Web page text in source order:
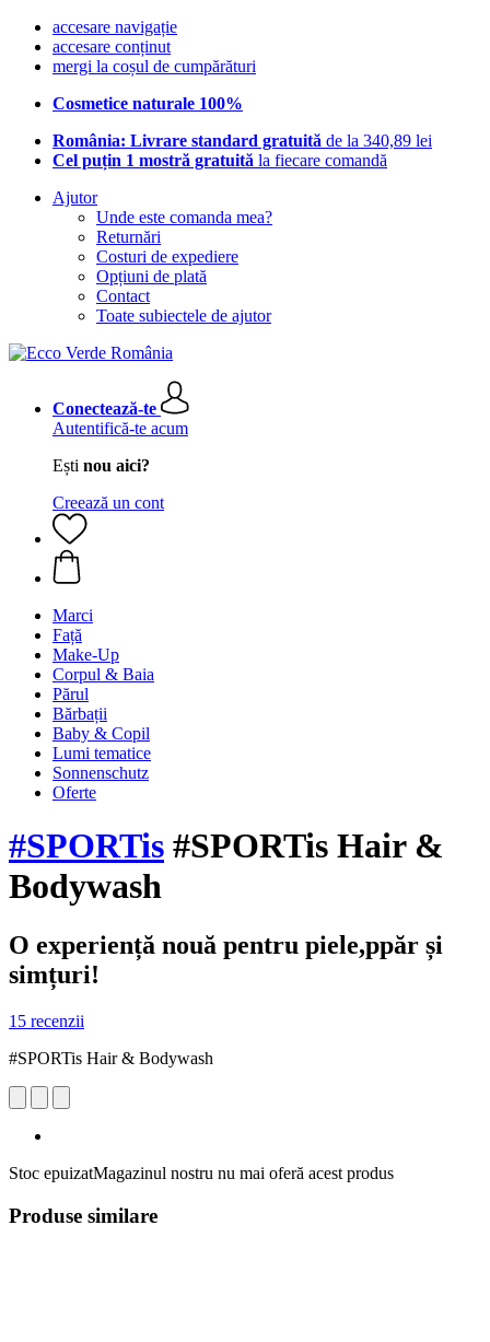
accesare navigație
accesare conținut
mergi la coșul de cumpărături
Cosmetice naturale 100%
România: Livrare standard gratuită de la 340,89 lei
Cel puțin 1 mostră gratuită la fiecare comandă
Ajutor
Unde este comanda mea?
Returnări
Costuri de expediere
Opțiuni de plată
Contact
Toate subiectele de ajutor
Conectează-te
Autentifică-te acum
Ești nou aici?
Creează un cont
Marci
Față
Make-Up
Corpul & Baia
Părul
Bărbații
Baby & Copil
Lumi tematice
Sonnenschutz
Oferte
#SPORTis #SPORTis Hair &
Bodywash
O experiență nouă pentru piele,ppăr și
simțuri!
15 recenzii
#SPORTis Hair & Bodywash
Stoc epuizatMagazinul nostru nu mai oferă acest produs
Produse similare